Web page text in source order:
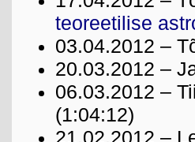
teoreetilise
03.04.2012 –
20.03.2012 –
06.03.2012 –
(1:04:12)